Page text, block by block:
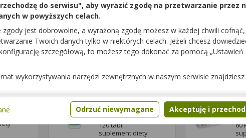
+ K2
ADEK E-Vit
30 ml
suplement diety
Dostępność
Dodaj do koszyka
60
Dostępność
Dodaj
ADEK Kompleks
Witamin
120 tabl.
suplement diety
60
do serwisu", aby wyrazić zgodę na przetwarzanie przez
w powyższych celach.
zgody jest dobrowolne, a wyrażoną zgodę możesz w każdej chwili
Twoich danych tylko w niektórych celach. Jeżeli chcesz
szczegółową, to możesz tego dokonać za pomocą „Ustawień
wykorzystywania narzędzi zewnętrznych w naszym serwisie
Odrzuć niewymagane Akceptuję i